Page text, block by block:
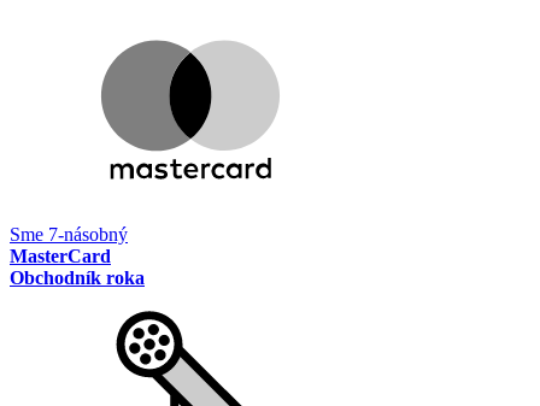
Sme 7-násobný
MasterCard
Obchodník roka